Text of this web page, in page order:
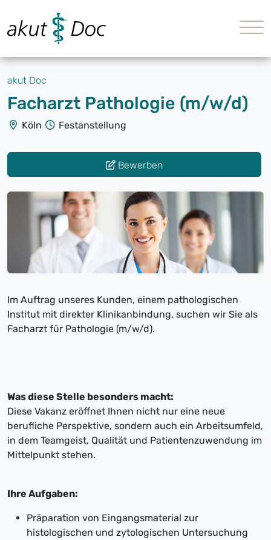
akut Doc
Facharzt Pathologie (m/w/d)
Köln Festanstellung
Bewerben
Im Auftrag unseres Kunden, einem pathologischen
Institut mit direkter Klinikanbindung, suchen wir Sie als
Facharzt für Pathologie (m/w/d).
Was diese Stelle besonders macht:
Diese Vakanz eröffnet Ihnen nicht nur eine neue
berufliche Perspektive, sondern auch ein Arbeitsumfeld,
in dem Teamgeist, Qualität und Patientenzuwendung im
Mittelpunkt stehen.
Ihre Aufgaben:
Präparation von Eingangsmaterial zur
histologischen und zytologischen Untersuchung